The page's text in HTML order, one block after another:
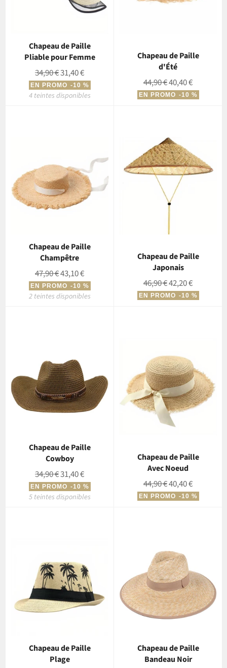
Chapeau de Paille
Pliable pour Femme
Prix
régulier
34,90 €Prix
réduit
31,40 €
EN PROMO -10 %
4 teintes disponibles
Chapeau de Paille
d'Été
Prix
régulier
44,90 €Prix
réduit
40,40 €
EN PROMO -10 %
Chapeau de Paille
Champêtre
Prix
régulier
47,90 €Prix
réduit
43,10 €
EN PROMO -10 %
2 teintes disponibles
Chapeau de Paille
Japonais
Prix
régulier
46,90 €Prix
réduit
42,20 €
EN PROMO -10 %
Chapeau de Paille
Cowboy
Prix
régulier
34,90 €Prix
réduit
31,40 €
EN PROMO -10 %
5 teintes disponibles
Chapeau de Paille
Avec Noeud
Prix
régulier
44,90 €Prix
réduit
40,40 €
EN PROMO -10 %
Chapeau de Paille
Plage
Chapeau de Paille
Bandeau Noir